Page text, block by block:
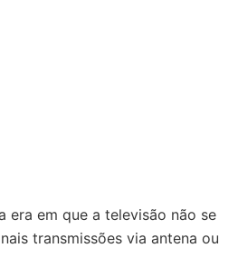
era em que a televisão não se
transmissões via antena ou